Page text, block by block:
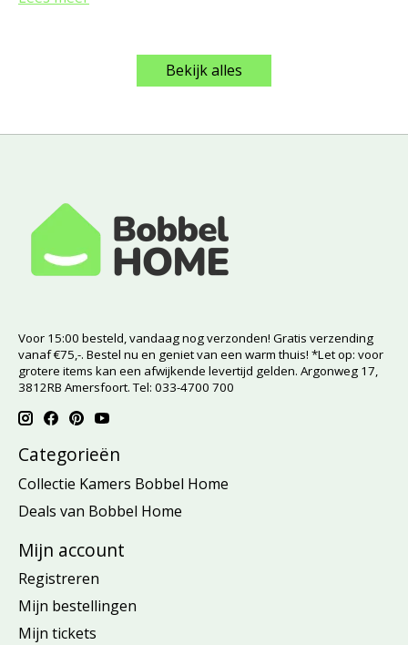
Bekijk alles
Voor 15:00 besteld, vandaag nog verzonden! Gratis verzending
vanaf €75,-. Bestel nu en geniet van een warm thuis! *Let op: voor
grotere items kan een afwijkende levertijd gelden. Argonweg 17,
3812RB Amersfoort. Tel: 033-4700 700
Categorieën
Collectie Kamers Bobbel Home
Deals van Bobbel Home
Mijn account
Registreren
Mijn bestellingen
Mijn tickets